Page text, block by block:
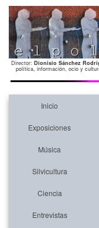
Director: Dionisio Sánchez
política, información, ocio y
Inicio
Exposiciones
Música
Silvicultura
Ciencia
Entrevistas